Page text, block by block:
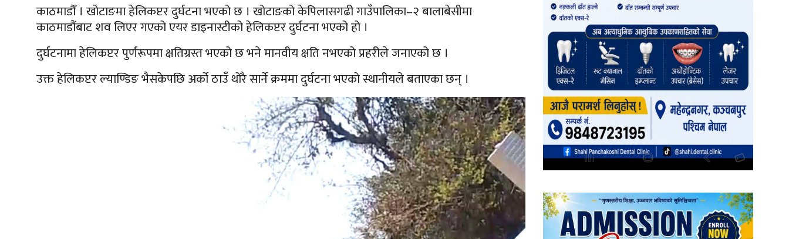
काठमाडौँ । खोटाङमा हेलिकप्टर दुर्घटना भएको छ । खोटाङको केपिलासगढी गाउँपालिका–२ बालाबेसीमा
काठमाडौंबाट शव लिएर गएको एयर डाइनास्टीको हेलिकप्टर दुर्घटना भएको हो ।
दुर्घटनामा हेलिकप्टर पुर्णरूपमा क्षतिग्रस्त भएको छ भने मानवीय क्षति नभएको प्रहरीले जनाएको छ ।
उक्त हेलिकप्टर ल्याण्डिङ भैसकेपछि अर्को ठाउँ थोरै सार्ने क्रममा दुर्घटना भएको स्थानीयले बताएका छन् ।